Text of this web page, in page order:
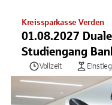
Kreissparkasse Verden
01.08.2027
Studiengang
Vollzeit